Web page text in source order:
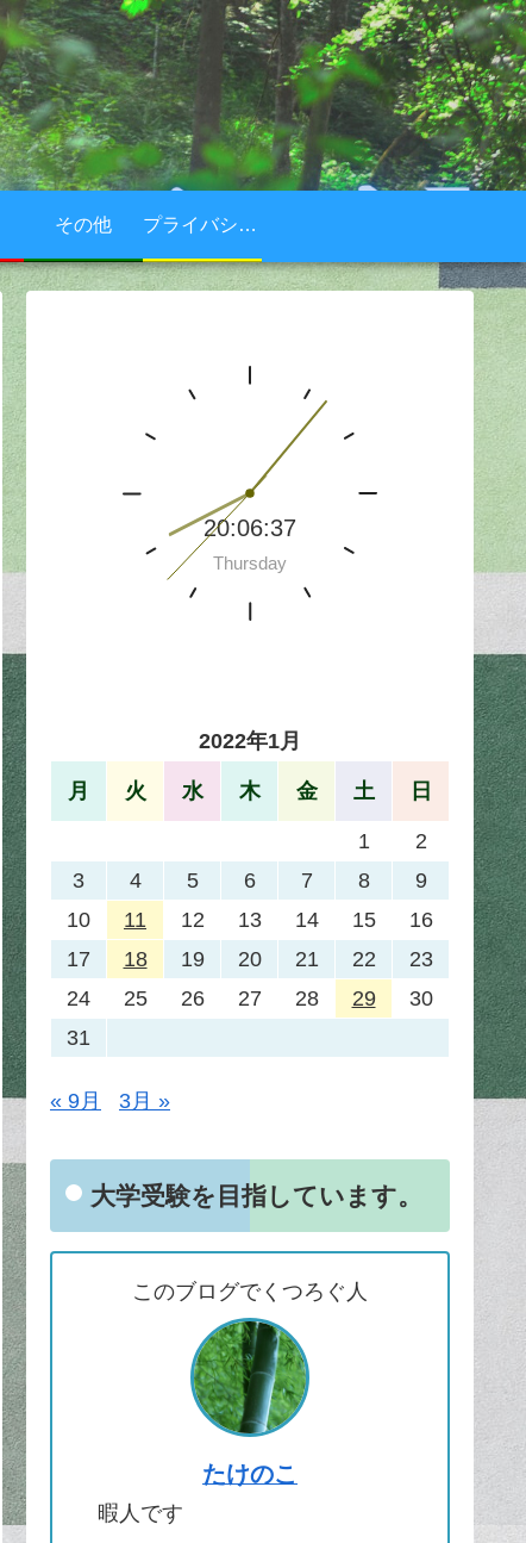
その他 プライバシーポリシー
2022年1月
月 火 水 木 金 土 日
1
2
3
4 5 6 7 8
9
10
11 12 13 14 15
16
17
18 19 20 21 22
23
24
25 26 27 28 29
30
31
« 9月 3月 »
大学受験を目指しています。
このブログでくつろぐ人
たけのこ
暇人です